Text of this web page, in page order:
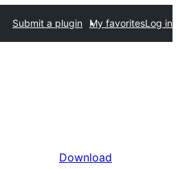
Submit a plugin My favoritesLog in
Download